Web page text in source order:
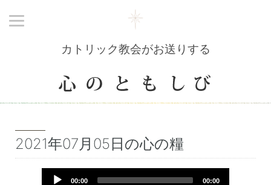
カトリック教会がお送りする
2021年07月05日の心の糧
Audio
00:00 00:00